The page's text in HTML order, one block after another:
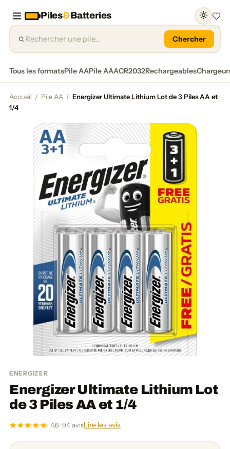
Piles&Batteries
Chercher
Tous les formatsPile AAPile AAACR2032Rechargeables
Accueil / Pile AA / Energizer Ultimate Lithium Lot de 3 Piles AA et
1/4
ENERGIZER
Energizer Ultimate Lithium Lot
de 3 Piles AA et 1/4
4,6 · 94 avisLire les avis